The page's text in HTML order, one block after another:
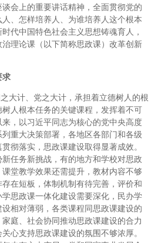
会上的重要讲话精神，全面贯彻党的
、怎样培养人、为谁培养人这个根本
代中国特色社会主义思想铸魂育人，
理论课（以下简称思政课）改革创新
求
大计、党之大计，承担着立德树人的根
人根本任务的关键课程，发挥着不可
，以习近平同志为核心的党中央高度
重大决策部署，各地区各部门和各级
彻落实，思政课建设取得显著成效。
任务新挑战，有的地方和学校对思政
堂教学效果还需提升，教材内容不够
在短板，体制机制有待完善，评价和
思政课一体化建设需要深化，民办学
相对薄弱，各类课程同思政课建设的
庭、社会协同推动思政课建设的合力
心支持思政课建设的氛围不够浓厚。